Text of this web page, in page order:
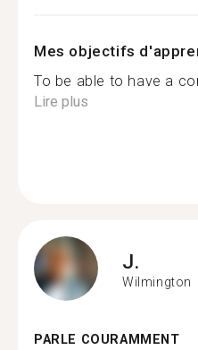
Mes objectifs
To be able to have a
Lire plus
J.
Wilmington
PARLE COURAMMENT